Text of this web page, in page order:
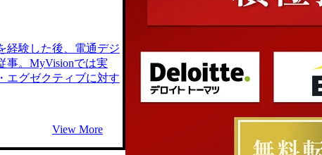
経験した後、電通デジ
事。MyVisionでは実
エグゼクティブに対す
View More